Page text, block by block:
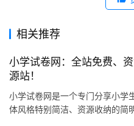
相关推荐
小学试卷网：全站免费、
源站！
小学试卷网是一个专门分享小学
体风格特别简洁、资源收纳的简